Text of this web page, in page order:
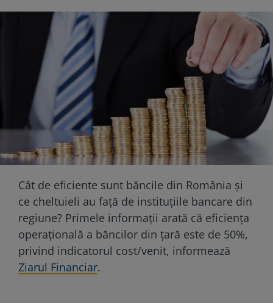
Cât de eficiente sunt băncile din România și
ce cheltuieli au față de instituțiile bancare din
regiune? Primele informații arată că eficiența
operațională a băncilor din țară este de 50%,
privind indicatorul cost/venit, informează
Ziarul Financiar.